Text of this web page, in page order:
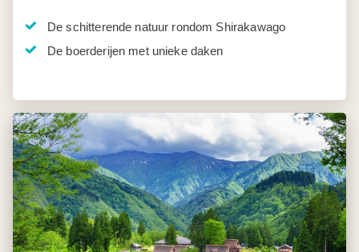
De schitterende natuur rondom Shirakawago
De boerderijen met unieke daken